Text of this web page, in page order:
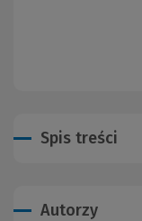
Spis treści
Autorzy